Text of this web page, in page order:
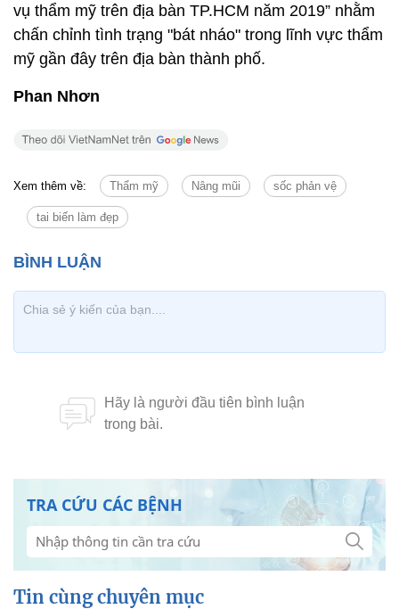
vụ thẩm mỹ trên địa bàn TP.HCM năm 2019” nhằm
chấn chỉnh tình trạng "bát nháo" trong lĩnh vực thẩm
mỹ gần đây trên địa bàn thành phố.
Phan Nhơn
Xem thêm về: Thẩm mỹ Nâng mũi sốc phản vệ
tai biến làm đẹp
TRA CỨU CÁC BỆNH
Tin cùng chuyên mục